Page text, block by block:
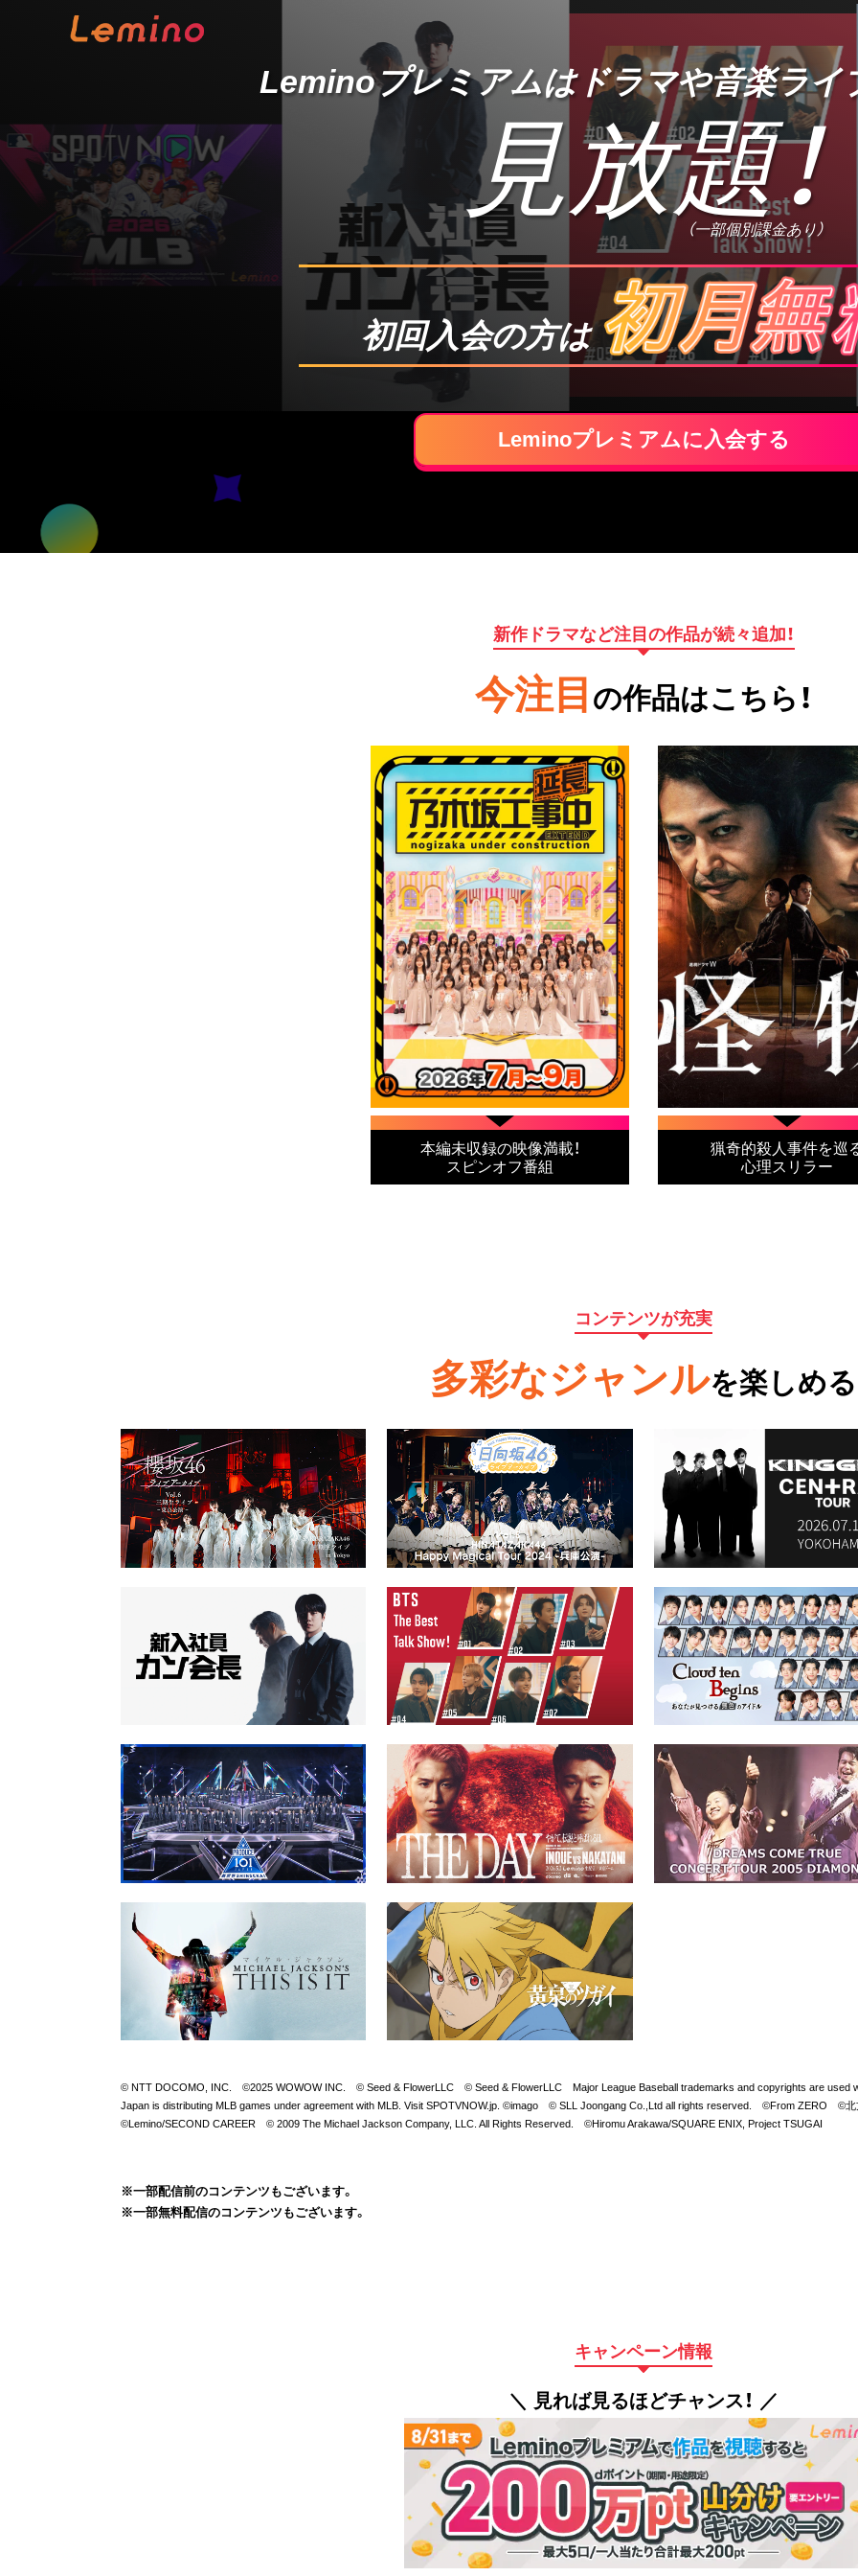
Leminoプレミアムはドラマや音楽ライ
見放題！
（一部個別課金あり）
初回入会の方は
Leminoプレミアムに入会する
新作ドラマなど注目の作品が続々追加！
今注目 の作品はこちら！
本編未収録の映像満載！
スピンオフ番組
猟奇的殺人事件を巡
心理スリラー
コンテンツが充実
多彩なジャンルを楽しめる
© NTT DOCOMO, INC. ©2025 WOWOW INC. © Seed & FlowerLLC © Seed & FlowerLLC Major League Baseball trademarks and copyrights are used
Japan is distributing MLB games under agreement with MLB. Visit SPOTVNOW.jp. ©imago © SLL Joongang Co.,Ltd all rights reserved. ©From ZERO
©Lemino/SECOND CAREER © 2009 The Michael Jackson Company, LLC. All Rights Reserved. ©Hiromu Arakawa/SQUARE ENIX, Project TSUGAI
※一部配信前のコンテンツもございます。
※一部無料配信のコンテンツもございます。
キャンペーン情報
＼ 見れば見るほどチャンス！ ／